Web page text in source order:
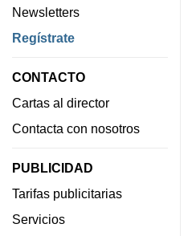
Newsletters
Regístrate
CONTACTO
Cartas al director
Contacta con nosotros
PUBLICIDAD
Tarifas publicitarias
Servicios